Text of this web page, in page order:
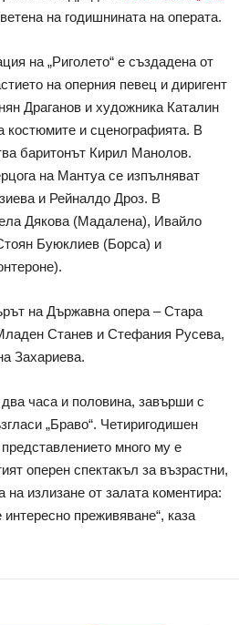
на годишнината на операта.
на „Риголето“ е създадена от
на оперния певец и диригент
Драганов и художника Каталин
костюмите и сценографията. В
баритонът Кирил Манолов.
на Мантуа се изпълняват
и Рейналдо Дроз. В
Дякова (Мадалена), Ивайло
Буюклиев (Борса) и
на Държавна опера – Стара
Станев и Стефания Русева,
Захариева.
часа и половина, завърши с
„Браво“. Четиригодишен
много му е
оперен спектакъл за възрастни,
на излизане от залата коментира:
преживяване“, каза